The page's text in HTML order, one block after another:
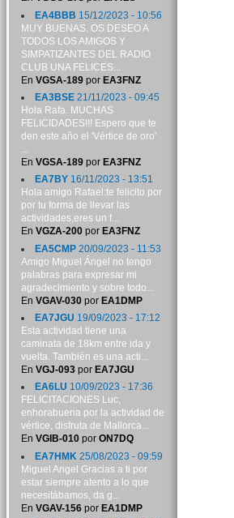
EA4BBB 15/12/2023 - 10:56
MUY BUENAS. OS DESEO A
TODOS LOS AMIGOS Y
SIMPATIZANTES DEL RADIO
CLUB UNA FELICES...
En VGSA-189por EA3FNZ
EA3BSE21/11/2023 - 09:45
Hola Rafa. MUCHAS
FELICIDADES!!! Espero que te
den este año el 'Vértice de oro'
...
En VGSA-189por EA3FNZ
EA7BY16/11/2023 - 13:51
Hola amigo Rafael:te felicito por
por tu forma de llevar las
actividades,eres un f...
En VGZA-200por EA3FNZ
EA5CMP20/09/2023 - 11:53
Amigo Miguel Ángel no tengo
palabras para expresar mi
agradecimiento y sobre todo...
En VGAV-030por EA1DMP
EA7JGU 19/09/2023 - 17:12
Esta actividad tiene una
caminata de 18km entre ida y
vuelta. También es una acti...
En VGJ-093por EA7JGU
EA6LU 10/09/2023 - 17:36
FELICITACIONES Luc,
enhorabuena por la actividad de
vértice, disfruta de Mallorca...
En VGIB-010por ON7DQ
EA7HMK 25/08/2023 - 09:59
Miguel Angel Gracias a ti por
estar siempre atento a lo que
necesitábamos, da g...
En VGAV-156por EA1DMP